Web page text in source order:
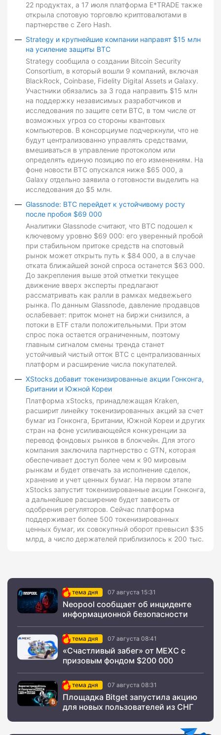
22 продуктах, а 17 июля платформа E*TRADE также
открыла спотовую торговлю криптовалютами в
партнерстве с Zero Hash.
Strategy и крупнейшие компании направят $15 млн
на усиление защиты BTC
Strategy сообщила о создании Bitcoin Security
Consortium, в который вошли 9 компаний, включая
BlackRock, Coinbase, Fidelity Digital Assets и Galaxy.
Участники обязались за 3 года направить $15 млн
на поддержку независимых разработчиков и
исследования по защите сети BTC, в том числе от
возможных угроз со стороны квантовых
компьютеров. В консорциуме подчеркнули, что не
будут централизованно управлять средствами,
вмешиваться в управление протоколом или
определять единую позицию по его изменениям. На
фоне новости BTC опускался ниже $65 000, а
Galaxy отдельно заявила о готовности выделить на
исследования до $5 млн.
Glassnode: BTC перейдет к устойчивому росту
после пробоя $69 000
Аналитики Glassnode считают, что BTC подошел к
ключевому уровню $69 000: его уверенный пробой
при стабильном притоке средств на спотовый
рынок может открыть путь к $84 000, а в случае
отката ближайшей зоной спроса останется $63 000.
До закрепления выше этой отметки текущее
движение вверх эксперты предлагают
рассматривать как ралли в рамках медвежьего
рынка. По данным Glassnode, давление продавцов
ослабевает: приток монет на биржи снизился, а
потоки в ETF стали положительными. При этом
спрос пока остается ограниченным, поэтому
главным сигналом смены тренда станет
устойчивый чистый отток BTC с централизованных
платформ и расширение числа покупателей.
XStocks добавит токенизированные акции Гонконга,
Британии и Южной Кореи
Платформа xStocks, принадлежащая Kraken,
расширит линейку токенизированных акций за счет
бумаг из Гонконга, Британии, Южной Кореи и других
стран на фоне усиливающейся конкуренции за
перевод фондовых рынков в блокчейн. Для этого
компания заключила партнерство с GTN, которая
обеспечивает доступ более чем к 90 мировым
рынкам и будет отвечать за исполнение сделок,
хранение и учет ценных бумаг. На первом этапе
xStocks запустит токенизированные акции Гонконга,
а дальнейшее расширение будет зависеть от
одобрения регуляторов. Сейчас платформа
поддерживает более 500 токенизированных
ценных бумаг, их совокупный оборот превысил $35
млрд, а число держателей приблизилось к 200 тыс.
тема дня 07 августа 15:31
Neopool сообщает об инциденте
информационной безопасности
тема дня 07 августа 08:41
«Счастливый забег» от MEXC с
призовым фондом $200 000
тема дня 07 августа 08:31
Площадка Bitget запустила акцию
для новых пользователей из СНГ